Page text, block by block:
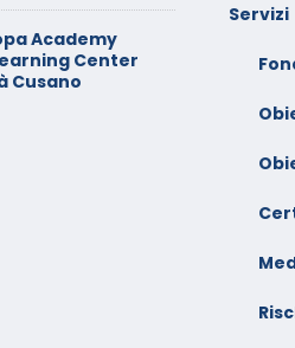
Academy
Center
Cusano
Servizi